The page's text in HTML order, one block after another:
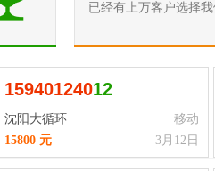
已经有上万客户选择我
15940124012
沈阳大循环
移动
3月12日
15800 元